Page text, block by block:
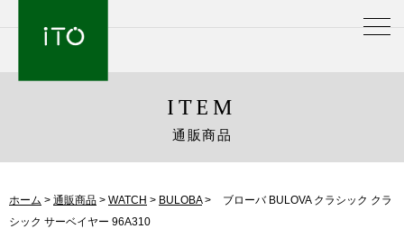
ITEM
通販商品
ホーム > 通販商品 > WATCH > BULOBA>
ブローバ BULOVA クラシック クラ
シック サーベイヤー 96A310